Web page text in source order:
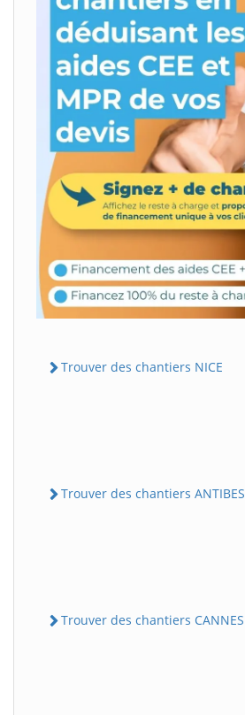
Trouver des chantiers NICE
Trouver des chantiers ANTIBES
Trouver des chantiers CANNES